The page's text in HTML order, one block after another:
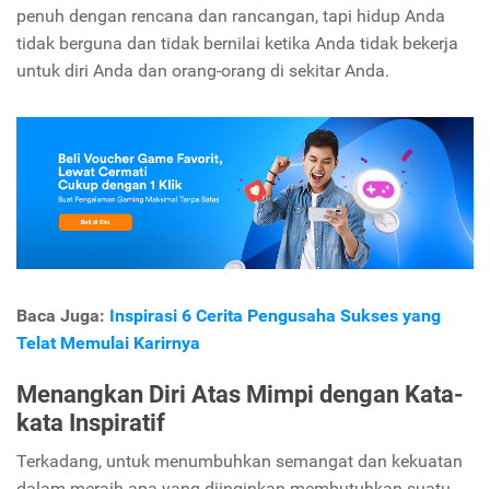
penuh dengan rencana dan rancangan, tapi hidup Anda
tidak berguna dan tidak bernilai ketika Anda tidak bekerja
untuk diri Anda dan orang-orang di sekitar Anda.
Baca Juga: Inspirasi 6 Cerita Pengusaha Sukses yang
Telat Memulai Karirnya
Menangkan Diri Atas Mimpi dengan Kata-
kata Inspiratif
Terkadang, untuk menumbuhkan semangat dan kekuatan